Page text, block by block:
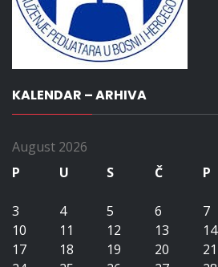
KALENDAR – ARHIVA
August 2026
P
U S Č P
3
4 5 6 7
10
11 12 13 14
17
18 19 20 21